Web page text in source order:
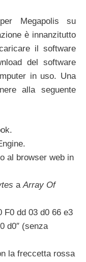
Megapolis su
è innanzitutto
il software
del software
in uso. Una
alla seguente
al browser web in
aArray Of
F0 dd 03 d0 66 e3
d0″ (senza
la freccetta rossa